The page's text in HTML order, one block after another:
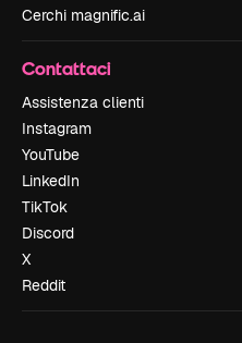
Cerchi magnific.ai
Contattaci
Assistenza clienti
Instagram
YouTube
LinkedIn
TikTok
Discord
X
Reddit